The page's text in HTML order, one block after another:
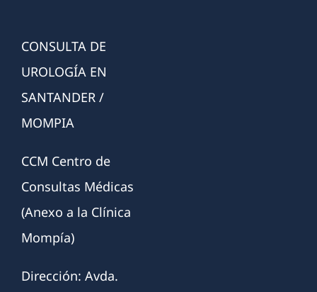
CONSULTA DE
UROLOGÍA EN
SANTANDER /
MOMPIA
CCM Centro de
Consultas Médicas
(Anexo a la Clínica
Mompía)
Dirección: Avda.